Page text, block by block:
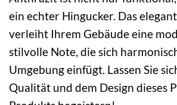
ein echter Hingucker. Das
verleiht Ihrem Gebäude eine
stilvolle Note, die sich
Umgebung einfügt. Lassen Sie
Qualität und dem Design dieses